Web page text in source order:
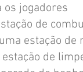
os jogadores
de
estação de
de